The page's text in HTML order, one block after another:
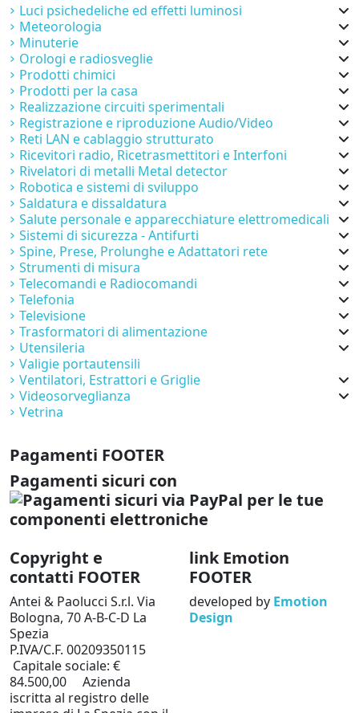
Luci psichedeliche ed effetti luminosi
Meteorologia
Minuterie
Orologi e radiosveglie
Prodotti chimici
Prodotti per la casa
Realizzazione circuiti sperimentali
Registrazione e riproduzione Audio/Video
Reti LAN e cablaggio strutturato
Ricevitori radio, Ricetrasmettitori e Interfoni
Rivelatori di metalli Metal detector
Robotica e sistemi di sviluppo
Saldatura e dissaldatura
Salute personale e apparecchiature elettromedicali
Sistemi di sicurezza - Antifurti
Spine, Prese, Prolunghe e Adattatori rete
Strumenti di misura
Telecomandi e Radiocomandi
Telefonia
Televisione
Trasformatori di alimentazione
Utensileria
Valigie portautensili
Ventilatori, Estrattori e Griglie
Videosorveglianza
Vetrina
Pagamenti FOOTER
Pagamenti sicuri con
Copyright e
contatti FOOTER
Antei & Paolucci S.r.l. Via
Bologna, 70 A-B-C-D La
Spezia
P.IVA/C.F. 00209350115
Capitale sociale: €
84.500,00 Azienda
iscritta al registro delle
link Emotion
FOOTER
developed by Emotion
Design